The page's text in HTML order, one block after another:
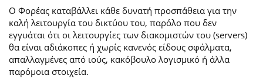
Ο Φορέας καταβάλλει κάθε δυνατή προσπάθεια για την
καλή λειτουργία του δικτύου του, παρόλο που δεν
εγγυάται ότι οι λειτουργίες των διακομιστών του (servers)
θα είναι αδιάκοπες ή χωρίς κανενός είδους σφάλματα,
απαλλαγμένες από ιούς, κακόβουλο λογισμικό ή άλλα
παρόμοια στοιχεία.